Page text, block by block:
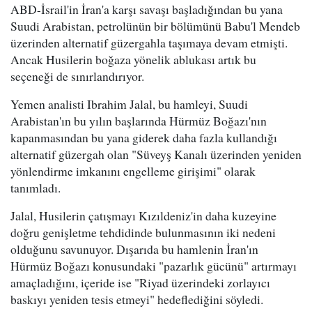
ABD-İsrail'in İran'a karşı savaşı başladığından bu yana
Suudi Arabistan, petrolünün bir bölümünü Babu'l Mendeb
üzerinden alternatif güzergahla taşımaya devam etmişti.
Ancak Husilerin boğaza yönelik ablukası artık bu
seçeneği de sınırlandırıyor.
Yemen analisti Ibrahim Jalal, bu hamleyi, Suudi
Arabistan'ın bu yılın başlarında Hürmüz Boğazı'nın
kapanmasından bu yana giderek daha fazla kullandığı
alternatif güzergah olan "Süveyş Kanalı üzerinden yeniden
yönlendirme imkanını engelleme girişimi" olarak
tanımladı.
Jalal, Husilerin çatışmayı Kızıldeniz'in daha kuzeyine
doğru genişletme tehdidinde bulunmasının iki nedeni
olduğunu savunuyor. Dışarıda bu hamlenin İran'ın
Hürmüz Boğazı konusundaki "pazarlık gücünü" artırmayı
amaçladığını, içeride ise "Riyad üzerindeki zorlayıcı
baskıyı yeniden tesis etmeyi" hedeflediğini söyledi.